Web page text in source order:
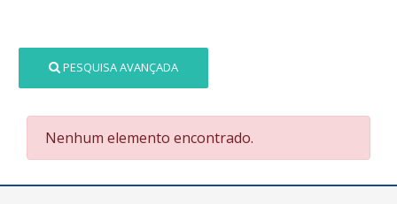
PESQUISA AVANÇADA
Nenhum elemento encontrado.